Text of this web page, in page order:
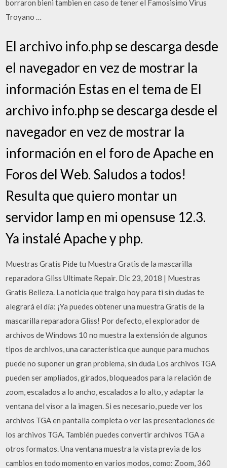
borraron bieni tambien en caso de tener el Famosisimo Virus
Troyano …
El archivo info.php se descarga desde
el navegador en vez de mostrar la
información Estas en el tema de El
archivo info.php se descarga desde el
navegador en vez de mostrar la
información en el foro de Apache en
Foros del Web. Saludos a todos!
Resulta que quiero montar un
servidor lamp en mi opensuse 12.3.
Ya instalé Apache y php.
Muestras Gratis Pide tu Muestra Gratis de la mascarilla
reparadora Gliss Ultimate Repair. Dic 23, 2018 | Muestras
Gratis Belleza. La noticia que traigo hoy para ti sin dudas te
alegrará el día: ¡Ya puedes obtener una muestra Gratis de la
mascarilla reparadora Gliss! Por defecto, el explorador de
archivos de Windows 10 no muestra la extensión de algunos
tipos de archivos, una característica que aunque para muchos
puede no suponer un gran problema, sin duda Los archivos TGA
pueden ser ampliados, girados, bloqueados para la relación de
zoom, escalados a lo ancho, escalados a lo alto, y adaptar la
ventana del visor a la imagen. Si es necesario, puede ver los
archivos TGA en pantalla completa o ver las presentaciones de
los archivos TGA. También puedes convertir archivos TGA a
otros formatos. Una ventana muestra la vista previa de los
cambios en todo momento en varios modos, como: Zoom, 360